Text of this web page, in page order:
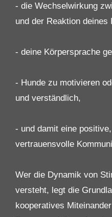
- die Wechselwirkung
und der Reaktion deines
- deine Körpersprache
- Hunde zu motivieren
und verständlich,
- und damit eine
vertrauensvolle
Wer die Dynamik von
versteht, legt die
kooperatives